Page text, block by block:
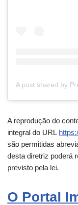
A reprodução do
integral do URL
são permitidas
desta diretriz poderá
previsto pela lei.
O Portal